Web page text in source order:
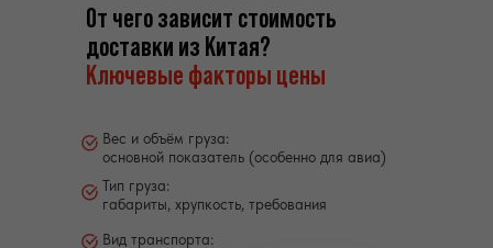
От чего зависит стоимость
доставки из Китая?
Ключевые факторы цены
Вес и объём груза:
основной показатель (особенно для авиа)
Вид транспорта:
Тип груза:
габариты, хрупкость, требования